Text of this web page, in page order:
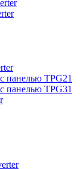
панелью TPG21
панелью TPG31